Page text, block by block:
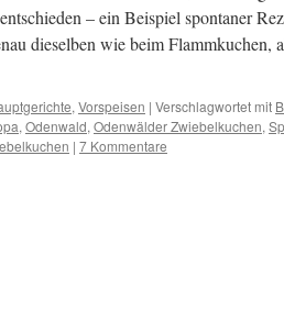
– ein Beispiel spontaner
dieselben wie beim
, Vorspeisen | Verschlagwortet mit
, Odenwald, Odenwälder Zwiebelkuchen,
| 7 Kommentare